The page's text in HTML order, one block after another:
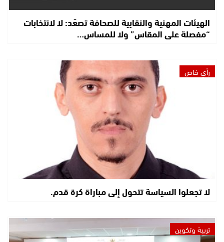
الهيئات المهنية والنقابية للصحافة تصعّد: لا لانتخابات
“مفصلة على المقاس” ولا للمساس…
رأي خاص
لا تجعلوا السياسة تتحول إلى مباراة كرة قدم.
تربية وتكوين